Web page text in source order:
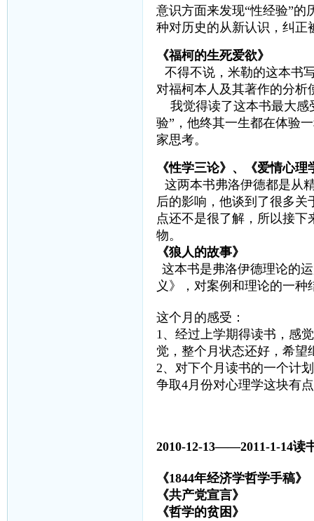
意识方面来发现“性经验”
种对历史的从新认识，纠正
《福柯的生死爱欲》
不得不说，米勒的这本书
对福柯本人及其著作的分析
我觉得读了这本书最大感
验”，他终其一生都在体验
家思考。
《性学三论》、《爱情心理
这两本书弗洛伊德都是从
后的影响，他谈到了很多关
点还不是很了解，所以接
物。
《狼人的故事》
这本书是弗洛伊德理论的
义》，对案例和理论的一
这个月的感受：
1、经过上学期得读书，感
觉，整个月状态还好，希望
2、对下个月读书的一个计
争取4月份对心理学这块有
2010-12-13——2011-1-14读
《1844年经济学哲
《共产党宣言》
《哲学的贫困